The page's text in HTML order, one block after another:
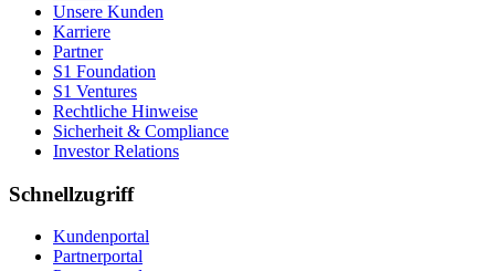
Unsere Kunden
Karriere
Partner
S1 Foundation
S1 Ventures
Rechtliche Hinweise
Sicherheit & Compliance
Investor Relations
Schnellzugriff
Kundenportal
Partnerportal